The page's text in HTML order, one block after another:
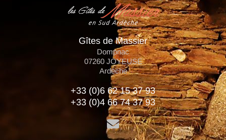
Gîtes de Massier
Dompnac
07260 JOYEUSE
Ardèche
+33 (0)6 62 15 37 93
+33 (0)4 66 74 37 93